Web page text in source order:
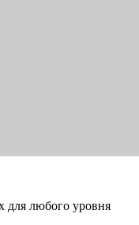
для любого уровня